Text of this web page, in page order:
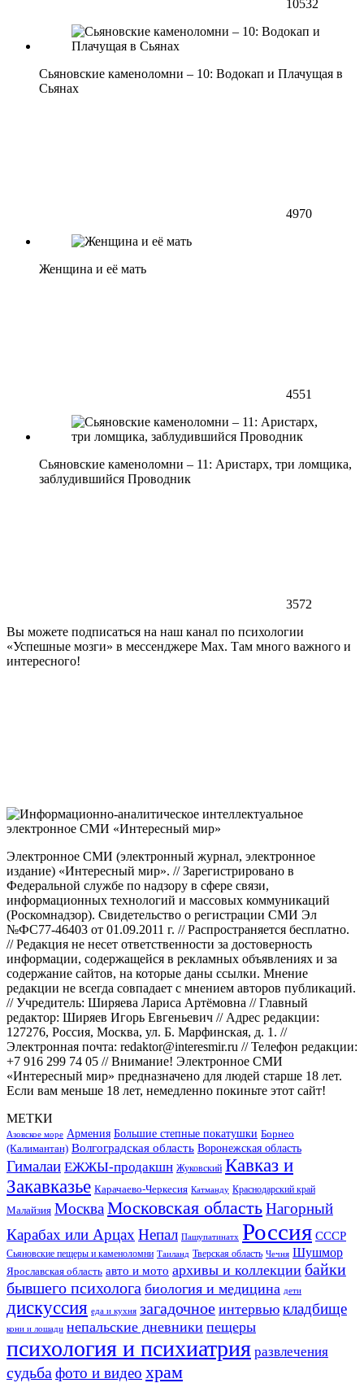
10532
Сьяновские каменоломни – 10: Водокап и Плачущая в
Сьянах
4970
Женщина и её мать
4551
Сьяновские каменоломни – 11: Аристарх, три ломщика,
заблудившийся Проводник
3572
Вы можете подписаться на наш канал по психологии
«Успешные мозги» в мессенджере Max. Там много важного и
интересного!
Электронное СМИ (электронный журнал, электронное
издание) «Интересный мир». // Зарегистрировано в
Федеральной службе по надзору в сфере связи,
информационных технологий и массовых коммуникаций
(Роскомнадзор). Свидетельство о регистрации СМИ Эл
№ФС77-46403 от 01.09.2011 г. // Распространяется бесплатно.
// Редакция не несет ответственности за достоверность
информации, содержащейся в рекламных объявлениях и за
содержание сайтов, на которые даны ссылки. Мнение
редакции не всегда совпадает с мнением авторов публикаций.
// Учредитель: Ширяева Лариса Артёмовна // Главный
редактор: Ширяев Игорь Евгеньевич // Адрес редакции:
127276, Россия, Москва, ул. Б. Марфинская, д. 1. //
Электронная почта: redaktor@interesmir.ru // Телефон редакции:
+7 916 299 74 05 // Внимание! Электронное СМИ
«Интересный мир» предназначено для людей старше 18 лет.
Если вам меньше 18 лет, немедленно покиньте этот сайт!
МЕТКИ
Азовское море Армения Большие степные покатушки Борнео
(Калимантан) Волгоградская область Воронежская область
Гималаи ЕЖЖЫ-продакшн Жуковский Кавказ и
Закавказье Карачаево-Черкесия Катманду Краснодарский край
Малайзия МоскваМосковская областьНагорный
Карабах или Арцах Непал Пашупатинатх Россия СССР
Сьяновские пещеры и каменоломни Таиланд Тверская область Чечня Шушмор
Ярославская область авто и мото архивы и коллекции байки
бывшего психолога биология и медицина дети
дискуссия еда и кухня загадочное интервью кладбище
кони и лошади непальские дневники пещеры
психология и психиатрия развлечения
судьба фото и видео храм